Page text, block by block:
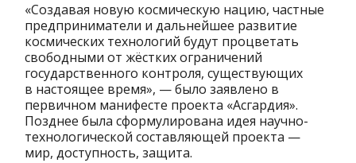
«Создавая новую космическую нацию, частные
предприниматели и дальнейшее развитие
космических технологий будут процветать
свободными от жёстких ограничений
государственного контроля, существующих
в настоящее время», — было заявлено в
первичном манифесте проекта «Асгардия».
Позднее была сформулирована идея научно-
технологической составляющей проекта —
мир, доступность, защита.